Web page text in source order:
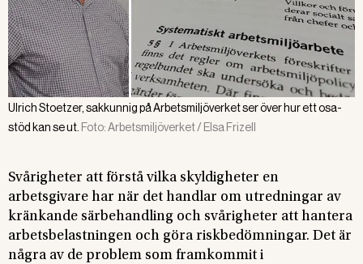
Ulrich Stoetzer, sakkunnig på Arbetsmiljöverket ser över hur ett osa-
stöd kan se ut. Foto:Arbetsmiljöverket / Elsa Frizell
Svårigheter att förstå vilka skyldigheter en
arbetsgivare har när det handlar om utredningar av
kränkande särbehandling och svårigheter att hantera
arbetsbelastningen och göra riskbedömningar. Det är
några av de problem som framkommit i